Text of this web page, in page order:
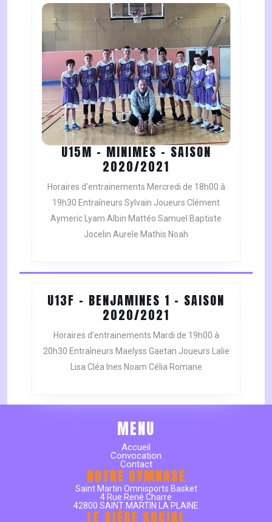
U15M – MINIMES – SAISON
2020/2021
–
MINIMES
–
SAISON
2020/2021
Horaires d’entrainements Mercredi de 18h00 à
19h30 Entraîneurs Sylvain Joueurs Clément
Aymeric Lyam Albin Mattéo Samuel Baptiste
Jocelin Aurele Mathis Noah
U13F – BENJAMINES 1 – SAISON
2020/2021
–
BENJAMINES
1
–
2020/2021
Horaires d’entrainements Mardi de 19h00 à
20h30 Entraîneurs Maelyss Gaetan Joueurs Lalie
Lisa Cléa Ines Noam Célia Romane
MENU
Accueil
Convocation
Contact
NOTRE GYMNASE
Saint Martin Omnisports Basket
4 Rue René Charre
42800 SAINT MARTIN LA PLAINE
LE SIÈGE SOCIAL